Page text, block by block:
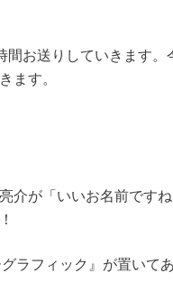
お送りしていきます。
ます。
介が「いいお名前です
ラフィック』が置いて